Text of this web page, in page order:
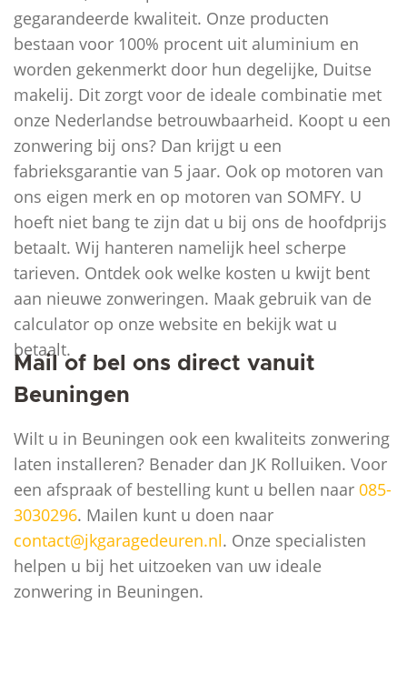
gegarandeerde kwaliteit. Onze producten
bestaan voor 100% procent uit aluminium en
worden gekenmerkt door hun degelijke, Duitse
makelij. Dit zorgt voor de ideale combinatie met
onze Nederlandse betrouwbaarheid. Koopt u een
zonwering bij ons? Dan krijgt u een
fabrieksgarantie van 5 jaar. Ook op motoren van
ons eigen merk en op motoren van SOMFY. U
hoeft niet bang te zijn dat u bij ons de hoofdprijs
betaalt. Wij hanteren namelijk heel scherpe
tarieven. Ontdek ook welke kosten u kwijt bent
aan nieuwe zonweringen. Maak gebruik van de
calculator op onze website en bekijk wat u
betaalt.
Mail of bel ons direct vanuit
Beuningen
Wilt u in Beuningen ook een kwaliteits zonwering
laten installeren? Benader dan JK Rolluiken. Voor
een afspraak of bestelling kunt u bellen naar 085-
3030296. Mailen kunt u doen naar
contact@jkgaragedeuren.nl. Onze specialisten
helpen u bij het uitzoeken van uw ideale
zonwering in Beuningen.